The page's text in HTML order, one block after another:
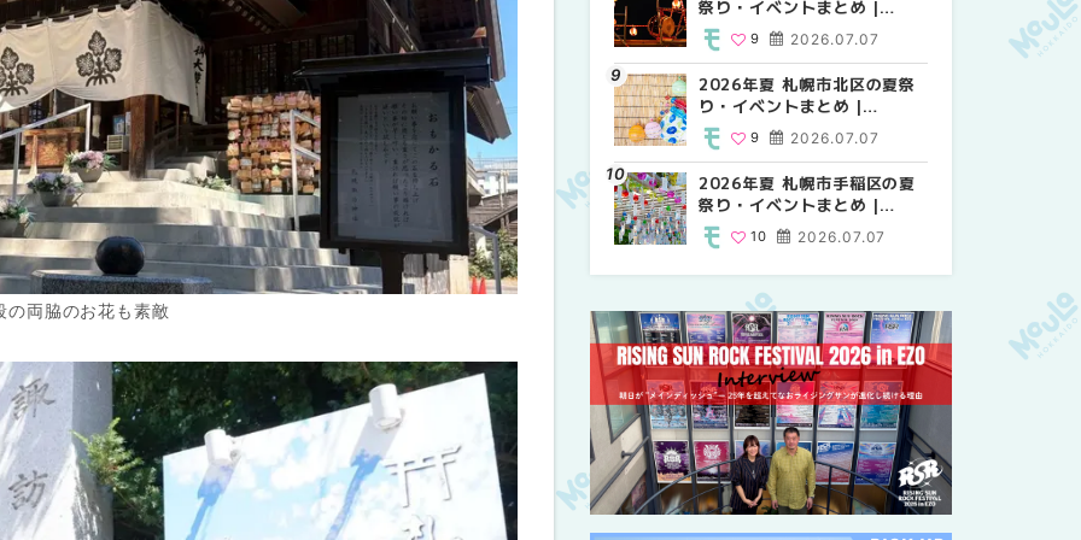
の両脇のお花も素敵
祭り・イベントまとめ |
MouLa HOKKAIDO
2026.07.07
9
2026年夏 札幌市北区の夏祭
り・イベントまとめ |
MouLa HOKKAIDO
2026.07.07
9
2026年夏 札幌市手稲区の夏
祭り・イベントまとめ |
MouLa HOKKAIDO
2026.07.07
10
祭り・イベントまとめ |
9
2026年夏 札幌市中央区の夏
祭り・イベントまとめ |
9
2026年夏 恵庭市・千歳市の
夏祭り・イベントまとめ |
9
しか買えない絶対に外せない
限定スイーツ・焼き菓子18選
| MouLa HOKKAIDO
25
【新千歳空港】新カードラウ
ンジが開業。「SUPER
ラウンジアネックス）」をご
紹介！！ | MouLa
HOKKAIDO
18
2026年夏 札幌市豊平区の夏
祭り・イベントまとめ |
9